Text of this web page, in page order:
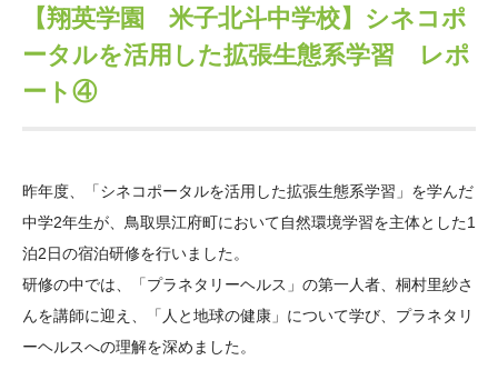
沿革 40年史デジタルブック
中谷財団40年史
年報一覧 中谷財団レポート
神戸賞 長期大型研究助成
研究助成
ム
科学教育振興助成・
次世代理系人材育成プ
ログラム助成
その他情報
その他情報
アクセス よくあるご質問
サイトマップ
日本語 English マイページ
【翔英学園 米子北斗中学校】シネコポ
ータルを活用した拡張生態系学習 レポ
ート④
昨年度、「シネコポータルを活用した拡張生態系学習」を学んだ
中学2年生が、鳥取県江府町において自然環境学習を主体とした1
泊2日の宿泊研修を行いました。
研修の中では、「プラネタリーヘルス」の第一人者、桐村里紗さ
んを講師に迎え、「人と地球の健康」について学び、プラネタリ
ーヘルスへの理解を深めました。